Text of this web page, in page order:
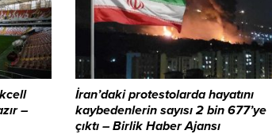
alacak. İki oturum ve dört bölümden
(okuma, dinleme, konuşma ve yazma)...
–
İran’daki protestolarda hayatını
kaybedenlerin sayısı 2 bin 677’ye
çıktı – Birlik Haber Ajansı